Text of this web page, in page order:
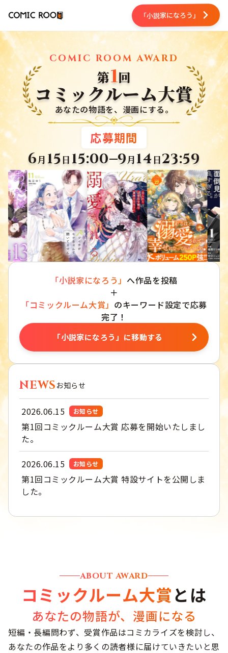
「小説家になろう」
COMIC ROOM AWARD
第1回
コミックルーム大賞
あなたの物語を、漫画にする。
応募期間
6月 15 日 15:00 9月14 日23:59
「小説家になろう」 へ作品を投稿
＋
「コミックルーム大賞」 のキーワード設定で応募
完了！
「小説家になろう」に移動する
NEWS お知らせ
2026.06.15 お知らせ
第1回コミックルーム大賞 応募を開始いたしまし
た。
2026.06.15 お知らせ
第1回コミックルーム大賞 特設サイトを公開しま
した。
ABOUT AWARD
コミックルーム大賞とは
あなたの物語が、漫画になる
短編・長編問わず、受賞作品はコミカライズを検討し、
あなたの作品をより多くの読者様に届けていきたいと思